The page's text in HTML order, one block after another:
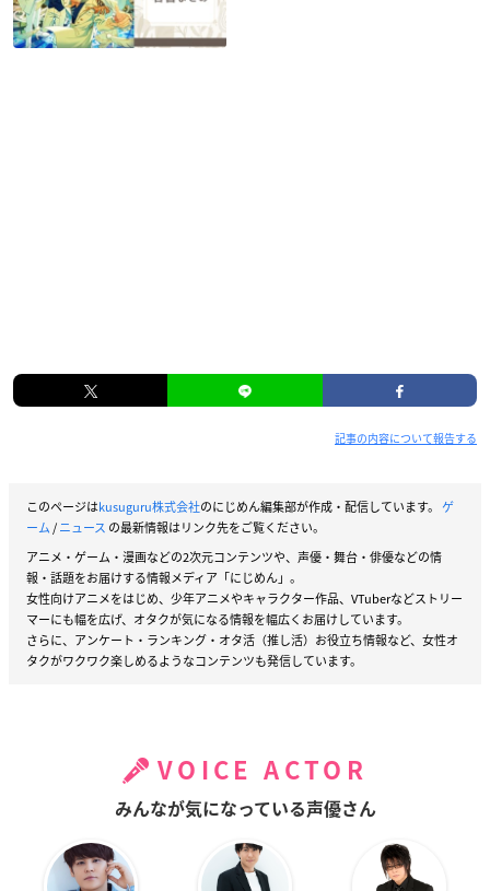
記事の内容について報告する
このページはkusuguru株式会社のにじめん編集部が作成・配信しています。 ゲ
ーム/ニュース の最新情報はリンク先をご覧ください。
アニメ・ゲーム・漫画などの2次元コンテンツや、声優・舞台・俳優などの情
報・話題をお届けする情報メディア「にじめん」。
女性向けアニメをはじめ、少年アニメやキャラクター作品、VTuberなどストリー
マーにも幅を広げ、オタクが気になる情報を幅広くお届けしています。
さらに、アンケート・ランキング・オタ活（推し活）お役立ち情報など、女性オ
タクがワクワク楽しめるようなコンテンツも発信しています。
VOICE ACTOR
みんなが気になっている声優さん